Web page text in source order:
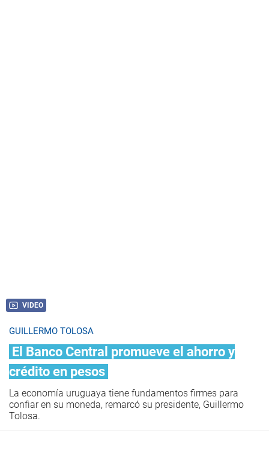
VIDEO
GUILLERMO TOLOSA
El Banco Central promueve el ahorro y
crédito en pesos
La economía uruguaya tiene fundamentos firmes para
confiar en su moneda, remarcó su presidente, Guillermo
Tolosa.